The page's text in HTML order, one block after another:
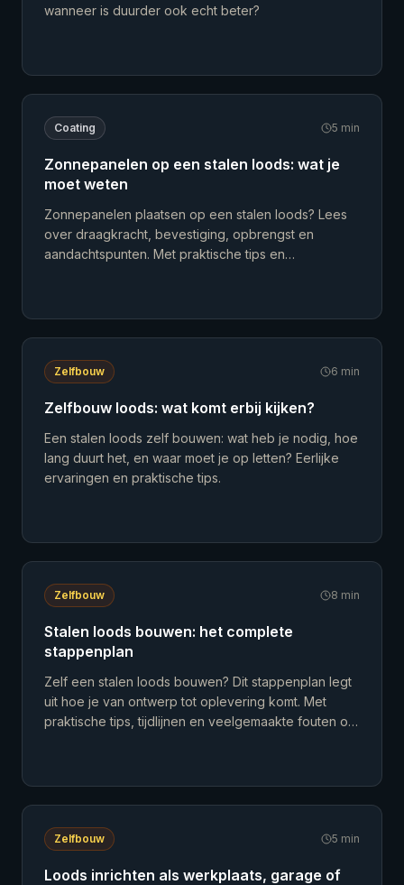
wanneer is duurder ook echt beter?
Coating 5 min
Zonnepanelen op een stalen loods: wat je
moet weten
Zonnepanelen plaatsen op een stalen loods? Lees
over draagkracht, bevestiging, opbrengst en
aandachtspunten. Met praktische tips en
Zelfbouw 6 min
Zelfbouw loods: wat komt erbij kijken?
Een stalen loods zelf bouwen: wat heb je nodig, hoe
lang duurt het, en waar moet je op letten? Eerlijke
ervaringen en praktische tips.
Zelfbouw 8 min
Stalen loods bouwen: het complete
stappenplan
Zelf een stalen loods bouwen? Dit stappenplan legt
uit hoe je van ontwerp tot oplevering komt. Met
praktische tips, tijdlijnen en veelgemaakte fouten om
Zelfbouw 5 min
Loods inrichten als werkplaats, garage of